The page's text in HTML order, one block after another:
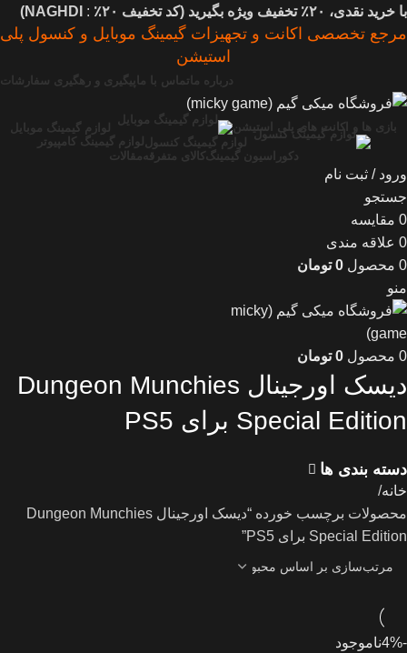
با خرید نقدی، ۲۰٪ تخفیف ویژه بگیرید ( کد تخفیف ۲۰٪ :
NAGHDI)
مرجع تخصصی اکانت و تجهیزات گیمینگ موبایل و کنسول پلی
استیشن
درباره ما تماس با ما پیگیری و رهگیری سفارشات
بازی ها و اکانت های پلی استیشن
لوازم گیمینگ موبایل
لوازم گیمینگ کنسول
لوازم گیمینگ کامپیوتر
دکوراسیون گیمینگکالای متفرقه مقالات
ورود / ثبت نام
جستجو
0 مقایسه
0 علاقه مندی
0 محصول 0 تومان
منو
0 محصول 0 تومان
دیسک اورجینال Dungeon Munchies
Special Edition برای PS5
دسته بندی ها
خانه
محصولات برچسب خورده “دیسک اورجینال Dungeon Munchies
Special Edition برای PS5”
-4% ناموجود